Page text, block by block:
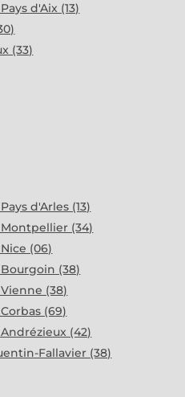
d'Aix (13)
(33)
d'Arles (13)
(34)
(06)
(38)
(38)
(69)
(42)
Fallavier (38)